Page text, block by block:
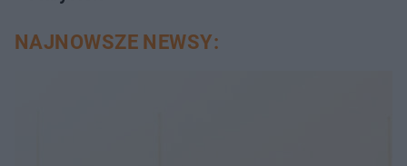
NAJNOWSZE NEWSY: